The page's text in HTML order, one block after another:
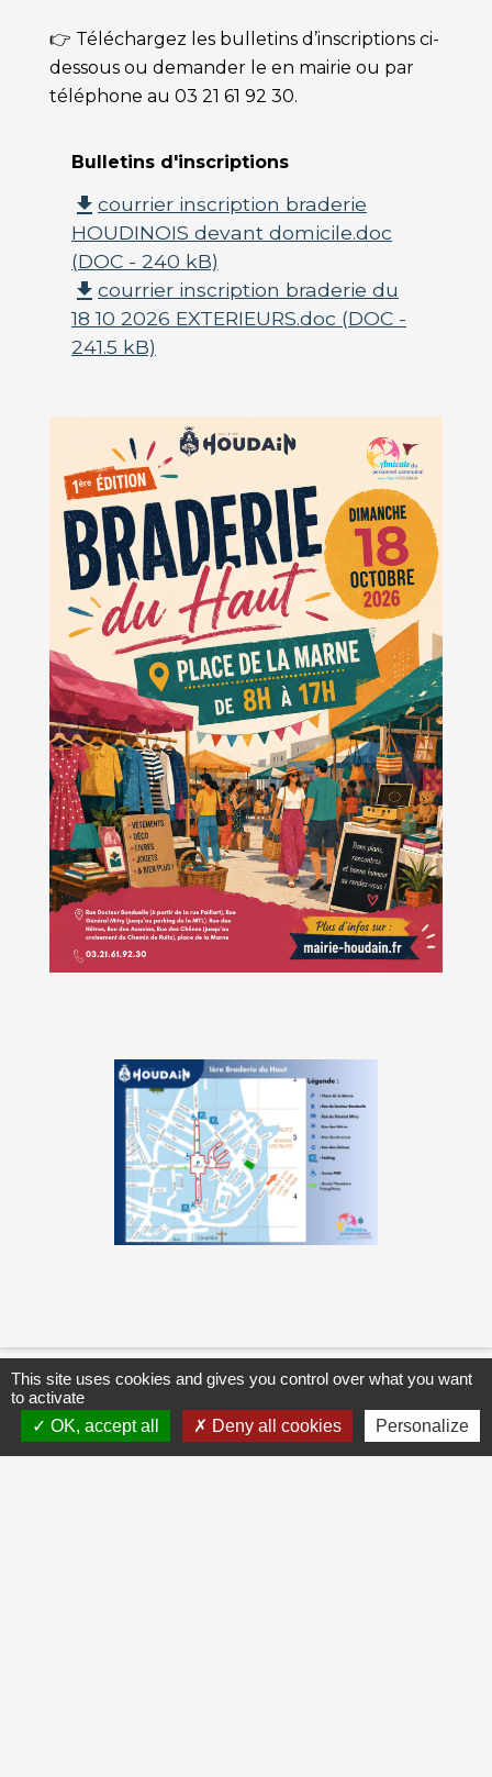
👉 Téléchargez les bulletins d’inscriptions ci-
dessous ou demander le en mairie ou par
téléphone au 03 21 61 92 30.
Bulletins d'inscriptions
file_download courrier inscription braderie
HOUDINOIS devant domicile.doc
(DOC - 240 kB)
file_download courrier inscription braderie du
18 10 2026 EXTERIEURS.doc (DOC -
241.5 kB)
This site uses cookies and gives you control over what you want
to activate
OK, accept all
Deny all cookies Personalize